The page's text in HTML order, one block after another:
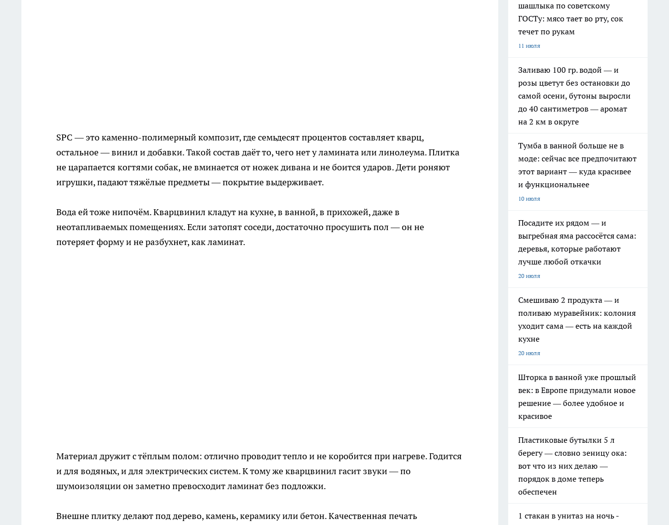
SPC — это каменно-полимерный композит, где семьдесят процентов составляет кварц,
остальное — винил и добавки. Такой состав даёт то, чего нет у ламината или линолеума. Плитка
не царапается когтями собак, не вминается от ножек дивана и не боится ударов. Дети роняют
игрушки, падают тяжёлые предметы — покрытие выдерживает.
Вода ей тоже нипочём. Кварцвинил кладут на кухне, в ванной, в прихожей, даже в
неотапливаемых помещениях. Если затопят соседи, достаточно просушить пол — он не
потеряет форму и не разбухнет, как ламинат.
Материал дружит с тёплым полом: отлично проводит тепло и не коробится при нагреве. Годится
и для водяных, и для электрических систем. К тому же кварцвинил гасит звуки — по
шумоизоляции он заметно превосходит ламинат без подложки.
Внешне плитку делают под дерево, камень, керамику или бетон. Качественная печать
шашлыка по советскому
ГОСТу: мясо тает во рту, сок
течет по рукам
11 июля
Заливаю 100 гр. водой — и
розы цветут без остановки до
самой осени, бутоны выросли
до 40 сантиметров — аромат
на 2 км в округе
Тумба в ванной больше не в
моде: сейчас все предпочитают
этот вариант — куда красивее
и функциональнее
10 июля
Посадите их рядом — и
выгребная яма рассосётся сама:
деревья, которые работают
лучше любой откачки
20 июля
Смешиваю 2 продукта — и
поливаю муравейник: колония
уходит сама — есть на каждой
кухне
20 июля
Шторка в ванной уже прошлый
век: в Европе придумали новое
решение — более удобное и
красивое
Пластиковые бутылки 5 л
берегу — словно зеницу ока:
вот что из них делаю —
порядок в доме теперь
обеспечен
1 стакан в унитаз на ночь -